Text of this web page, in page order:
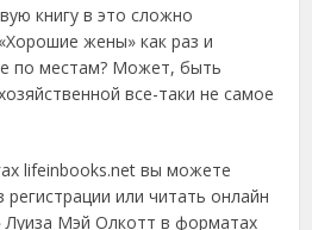
книгу в это сложно
жены» как раз и
по местам? Может, быть
все-таки не самое
lifeinbooks.net вы можете
регистрации или читать онлайн
Луиза Мэй Олкотт в форматах